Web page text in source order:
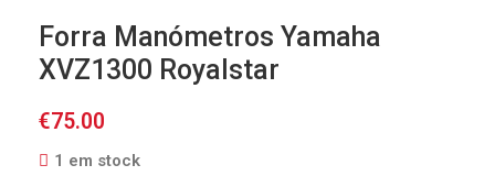
Forra Manómetros Yamaha
XVZ1300 Royalstar
€75.00
1 em stock